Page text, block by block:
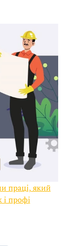
праці, який
профі